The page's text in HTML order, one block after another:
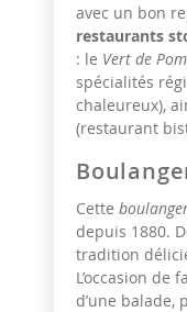
avec un bon
restaurants
: le Vert de
spécialités
chaleureux),
(restaurant
Cette
depuis 1880.
tradition
L’occasion de
d’une balade,